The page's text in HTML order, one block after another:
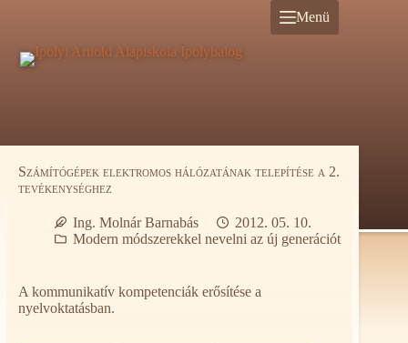
Menü
Számítógépek elektromos hálózatának telepítése a 2.
tevékenységhez
Ing. Molnár Barnabás
2012. 05. 10.
Modern módszerekkel nevelni az új generációt
A kommunikatív kompetenciák erősítése a
nyelvoktatásban.